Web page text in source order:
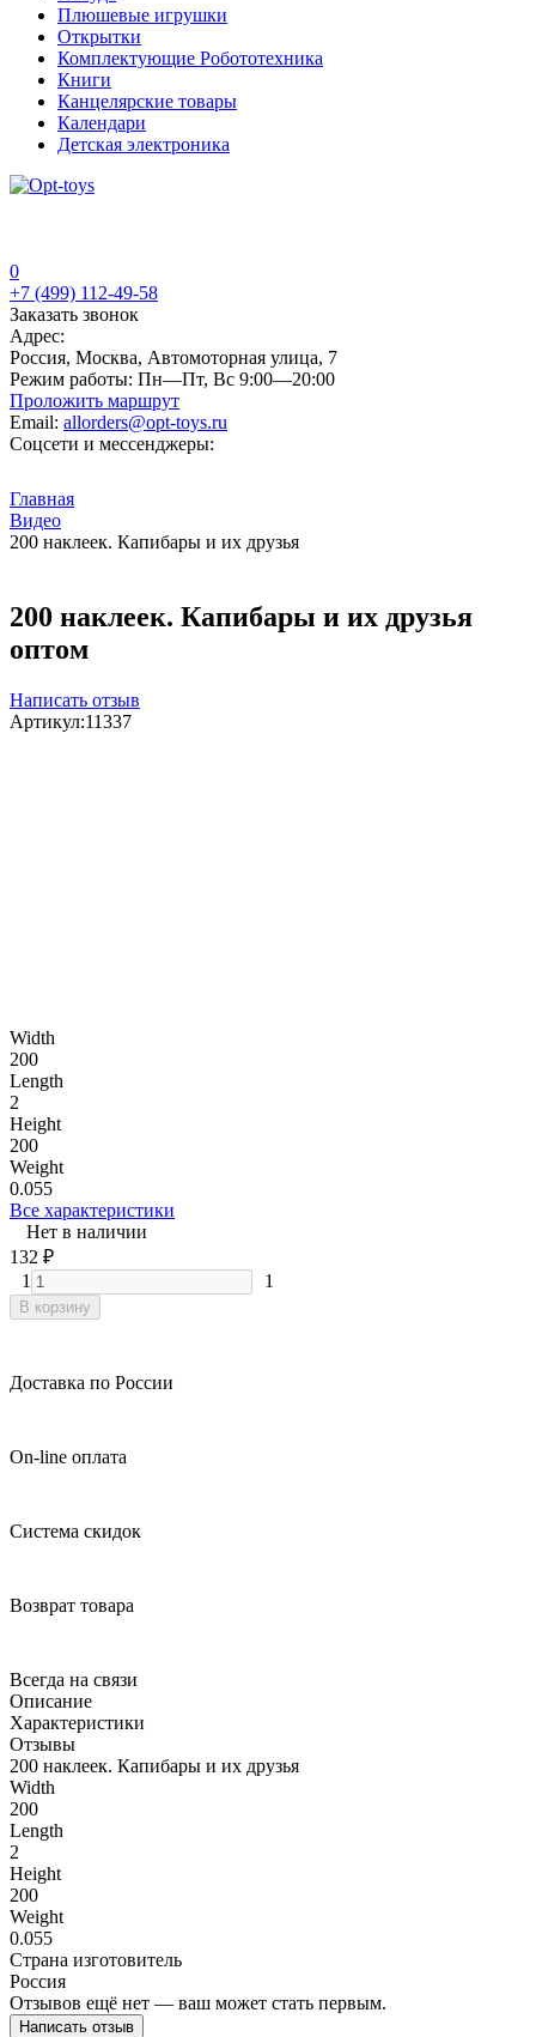
Плюшевые игрушки
Открытки
Комплектующие Робототехника
Книги
Канцелярские товары
Календари
Детская электроника
0
+7 (499) 112-49-58
Заказать звонок
Адрес:
Россия, Москва, Автомоторная улица, 7
Режим работы: Пн—Пт, Вс 9:00—20:00
Проложить маршрут
Email: allorders@opt-toys.ru
Соцсети и мессенджеры:
Главная
Видео
200 наклеек. Капибары и их друзья
200 наклеек. Капибары и их друзья
оптом
Написать отзыв
Артикул:11337
Width
200
Length
2
Height
200
Weight
0.055
Все характеристики
Нет в наличии
132 ₽
1
1
В корзину
Доставка по России
On-line оплата
Система скидок
Возврат товара
Всегда на связи
Описание
Характеристики
Отзывы
200 наклеек. Капибары и их друзья
Width
200
Length
2
Height
200
Weight
0.055
Страна изготовитель
Россия
Отзывов ещё нет — ваш может стать первым.
Написать отзыв